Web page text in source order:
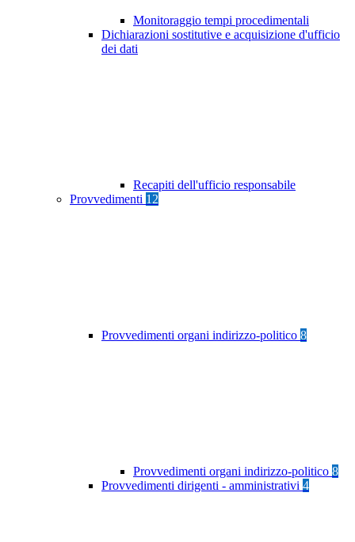
Monitoraggio tempi procedimentali
Dichiarazioni sostitutive e acquisizione d'ufficio
dei dati
Recapiti dell'ufficio responsabile
Provvedimenti 12
Provvedimenti organi indirizzo-politico 8
Provvedimenti organi indirizzo-politico 8
Provvedimenti dirigenti - amministrativi 4